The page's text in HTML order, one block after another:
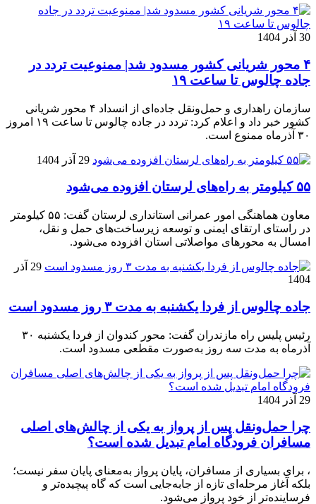
30 آذر 1404
۴ محور شریانی کشور مسدود شد| ممنوعیت تردد در
جاده چالوس تا ساعت ۱۹
سازمان راهداری و حمل‌ونقل جاده‌ای از انسداد ۴ محور شریانی
کشور خبر داد و اعلام کرد: تردد در جاده چالوس تا ساعت ۱۹ امروز
۳۰ آذرماه ممنوع است.
29 آذر 1404
۵۵ کیلومتر به راه‌های لرستان افزوده می‌شود
معاون هماهنگی امور عمرانی استانداری لرستان گفت: ۵۵ کیلومتر
در راستای ارتقای ایمنی و توسعه زیرساخت‌های حمل و نقل،
امسال به محورهای مواصلاتی استان افزوده می‌شود.
29 آذر
1404
جاده چالوس از فردا یکشنبه به مدت ۳ روز مسدود است
رئیس پلیس راه مازندران گفت: محور کندوان از فردا یکشنبه ۳۰
آذرماه به مدت سه روز به‌صورت مقطعی مسدود است.
29 آذر 1404
چرا حمل‌ونقل پس از پرواز به یکی از چالش‌های اصلی
مسافران فرودگاه امام تبدیل شده است؟
، برای بسیاری از مسافران، پایان پرواز به‌معنای پایان سفر نیست؛
بلکه آغاز مرحله‌ای تازه از جابه‌جایی است که گاه پیچیده‌تر و
فرساینده‌تر از خود پرواز می‌شود.